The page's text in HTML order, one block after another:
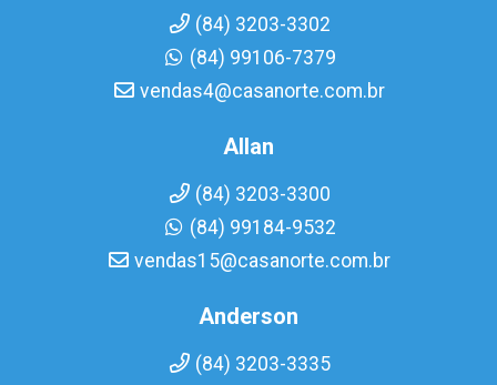
(84) 3203-3302
(84) 99106-7379
vendas4@casanorte.com.br
Allan
(84) 3203-3300
(84) 99184-9532
vendas15@casanorte.com.br
Anderson
(84) 3203-3335